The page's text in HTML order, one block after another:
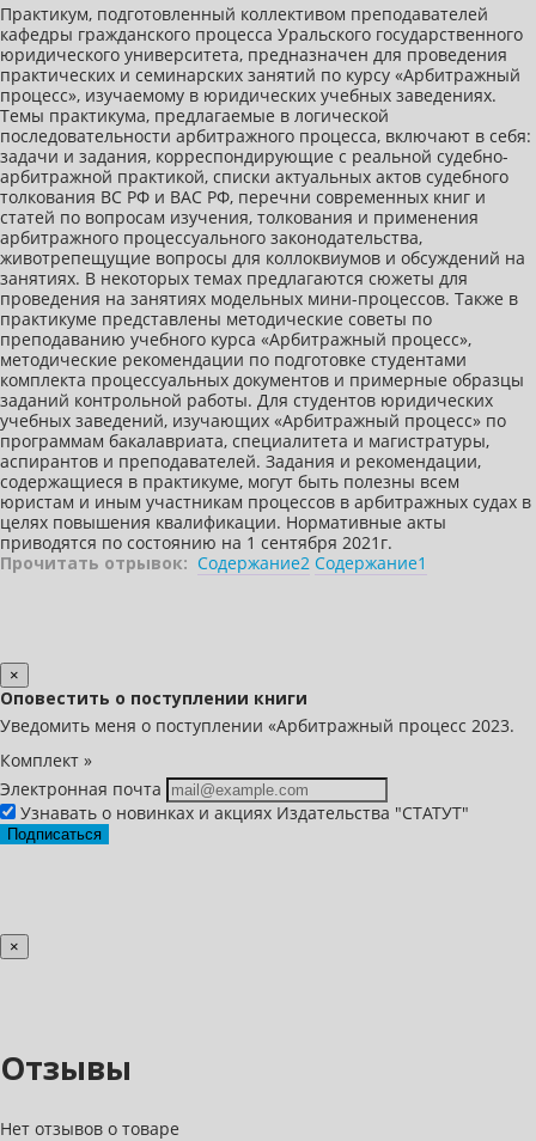
Практикум, подготовленный коллективом преподавателей
кафедры гражданского процесса Уральского государственного
юридического университета, предназначен для проведения
практических и семинарских занятий по курсу «Арбитражный
процесс», изучаемому в юридических учебных заведениях.
Темы практикума, предлагаемые в логической
последовательности арбитражного процесса, включают в себя:
задачи и задания, корреспондирующие с реальной судебно-
арбитражной практикой, списки актуальных актов судебного
толкования ВС РФ и ВАС РФ, перечни современных книг и
статей по вопросам изучения, толкования и применения
арбитражного процессуального законодательства,
животрепещущие вопросы для коллоквиумов и обсуждений на
занятиях. В некоторых темах предлагаются сюжеты для
проведения на занятиях модельных мини-процессов. Также в
практикуме представлены методические советы по
преподаванию учебного курса «Арбитражный процесс»,
методические рекомендации по подготовке студентами
комплекта процессуальных документов и примерные образцы
заданий контрольной работы. Для студентов юридических
учебных заведений, изучающих «Арбитражный процесс» по
программам бакалавриата, специалитета и магистратуры,
аспирантов и преподавателей. Задания и рекомендации,
содержащиеся в практикуме, могут быть полезны всем
юристам и иным участникам процессов в арбитражных судах в
целях повышения квалификации. Нормативные акты
приводятся по состоянию на 1 сентября 2021г.
Прочитать отрывок: Содержание2 Содержание1
×
Оповестить о поступлении книги
Уведомить меня о поступлении «Арбитражный процесс 2023.
Комплект »
Электронная почта
Узнавать о новинках и акциях Издательства "СТАТУТ"
Подписаться
×
Отзывы
Нет отзывов о товаре